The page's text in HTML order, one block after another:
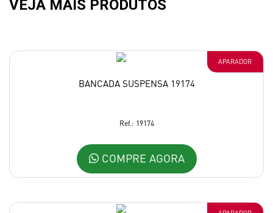
VEJA MAIS PRODUTOS
APARADOR
BANCADA SUSPENSA 19174
Ref.: 19174
COMPRE AGORA